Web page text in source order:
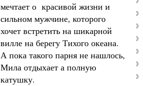
мечтает о красивой жизни и
сильном мужчине, которого
хочет встретить на шикарной
вилле на берегу Тихого океана.
А пока такого парня не нашлось,
Мила отдыхает а полную
катушку.